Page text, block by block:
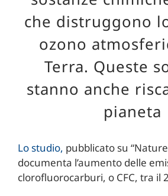
che distruggono
ozono
Terra. Queste
stanno anche
pianeta
Lo studio, pubblicato su
documenta l’aumento delle
clorofluorocarburi, o CFC, tra il